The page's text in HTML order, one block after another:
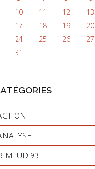
10 11 12 13
17 18 19 20
24 25 26 27
31
UD 93